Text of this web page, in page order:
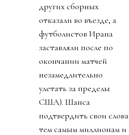
других сборных
отказали во въезде, а
футболистов Ирана
заставляли после по
окончании матчей
незамедлительно
улетать за пределы
США). Шанса
подтвердить свои слова
тем самым миллионам и